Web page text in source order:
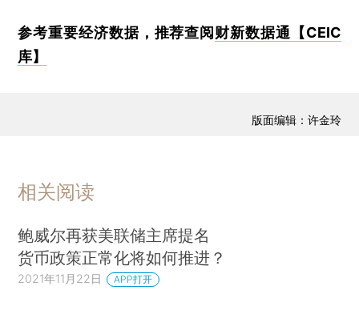
参考重要经济数据，推荐查阅 财新数据通【CEIC
库】
版面编辑：许金玲
相关阅读
鲍威尔再获美联储主席提名
货币政策正常化将如何推进？
2021年11月22日 APP打开